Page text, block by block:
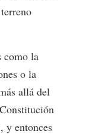
como la
o la
allá del
y entonces